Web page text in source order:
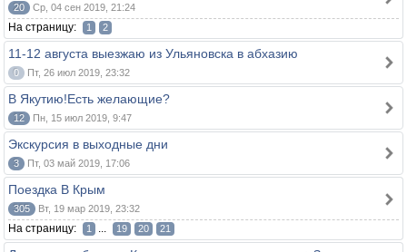
20 Ср, 04 сен 2019, 21:24
На страницу: 1 2
11-12 августа выезжаю из Ульяновска в абхазию
0 Пт, 26 июл 2019, 23:32
В Якутию!Есть желающие?
12 Пн, 15 июл 2019, 9:47
Экскурсия в выходные дни
3 Пт, 03 май 2019, 17:06
Поездка В Крым
305 Вт, 19 мар 2019, 23:32
На страницу: 1 ... 19 20 21